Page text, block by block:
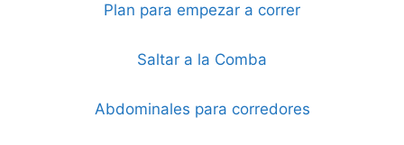
Plan para empezar a correr
Saltar a la Comba
Abdominales para corredores